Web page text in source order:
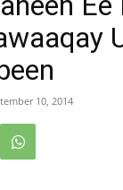
10, 2014